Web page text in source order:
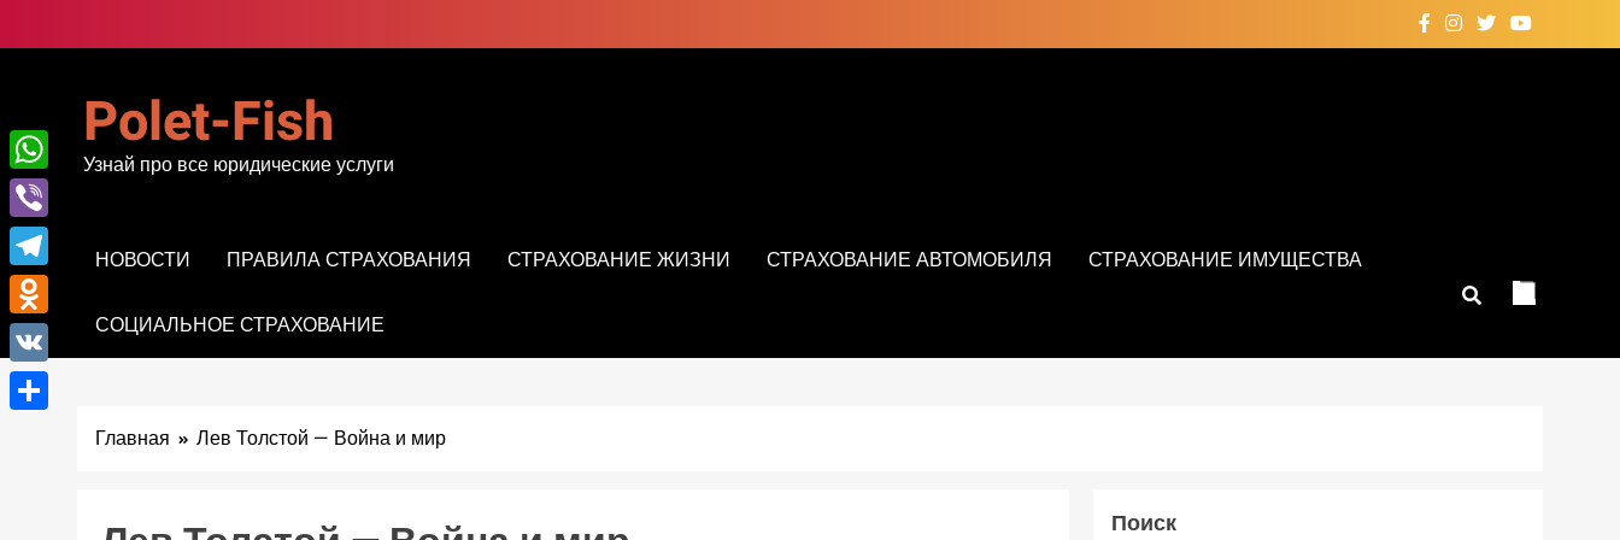
к
Polet-Fish
Узнай про все юридические услуги
НОВОСТИ ПРАВИЛА СТРАХОВАНИЯ СТРАХОВАНИЕ ЖИЗНИ СТРАХОВАНИЕ АВТОМОБИЛЯ СТРАХОВАНИЕ ИМУЩЕСТВА
СОЦИАЛЬНОЕ СТРАХОВАНИЕ
Главная Лев Толстой — Война и мир
Поиск
WhatsApp
Viber
Telegram
Odnoklassniki
VK
Отправить